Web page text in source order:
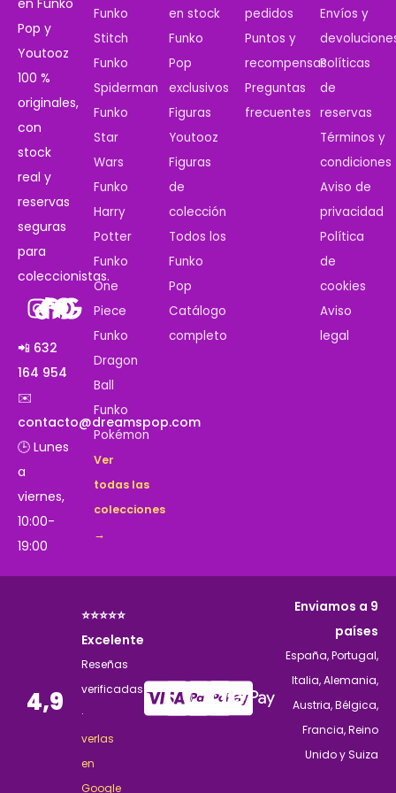
en Funko
Pop y
Youtooz
100 %
originales,
con
stock
real y
reservas
seguras
para
coleccionistas.
📲 632
164 954
✉️
contacto@dreamspop.com
🕒 Lunes
a
viernes,
10:00-
19:00
Funko
Stitch
Funko
Spiderman
Funko
Star
Wars
Funko
Harry
Potter
Funko
One
Piece
Funko
Dragon
Ball
Funko
Pokémon
Ver
todas las
colecciones
→
en stock
Funko
Pop
exclusivos
Figuras
Youtooz
Figuras
de
colección
Todos los
Funko
Pop
Catálogo
completo
pedidos
Puntos y
recompensas
Preguntas
frecuentes
Envíos y
Políticas
de
reservas
Términos y
condiciones
Aviso de
privacidad
Política
de
cookies
Aviso
legal
4,9
⭐⭐⭐⭐⭐
Excelente
Reseñas
verificadas
·
verlas
en
Google
Enviamos a 9
países
España, Portugal,
Italia, Alemania,
Austria, Bélgica,
Francia, Reino
Unido y Suiza